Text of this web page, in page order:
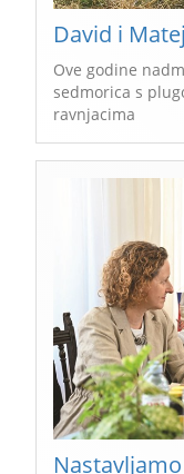
David i
Ove godine
sedmorica s
ravnjacima